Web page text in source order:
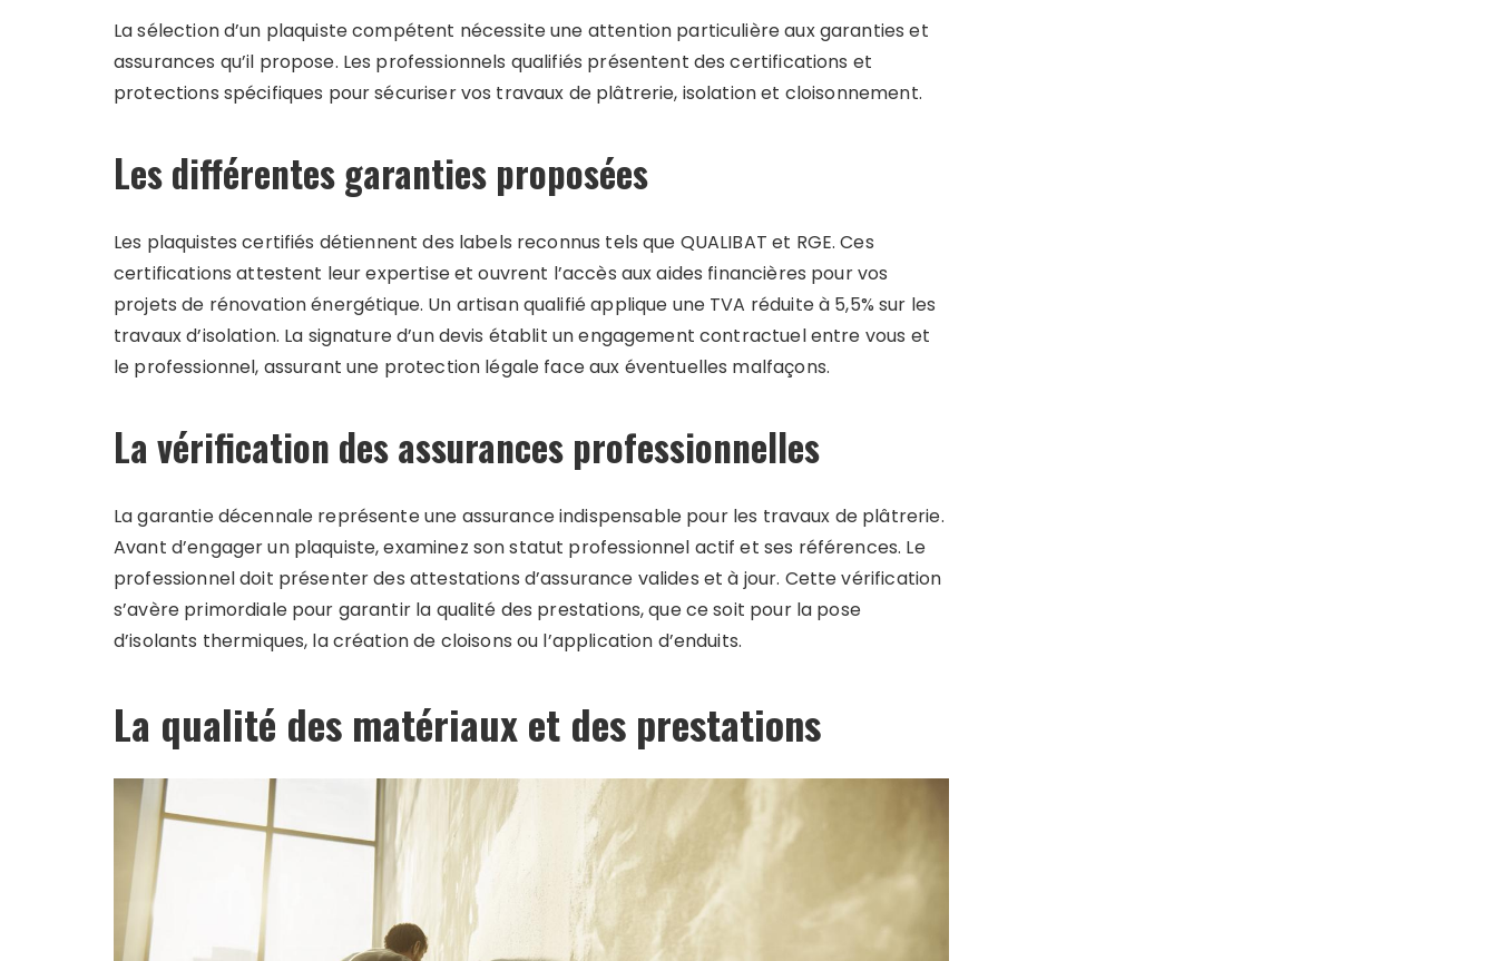
La sélection d’un plaquiste compétent nécessite une attention particulière aux garanties et
assurances qu’il propose. Les professionnels qualifiés présentent des certifications et
protections spécifiques pour sécuriser vos travaux de plâtrerie, isolation et cloisonnement.
Les différentes garanties proposées
Les plaquistes certifiés détiennent des labels reconnus tels que QUALIBAT et RGE. Ces
certifications attestent leur expertise et ouvrent l’accès aux aides financières pour vos
projets de rénovation énergétique. Un artisan qualifié applique une TVA réduite à 5,5% sur les
travaux d’isolation. La signature d’un devis établit un engagement contractuel entre vous et
le professionnel, assurant une protection légale face aux éventuelles malfaçons.
La vérification des assurances professionnelles
La garantie décennale représente une assurance indispensable pour les travaux de plâtrerie.
Avant d’engager un plaquiste, examinez son statut professionnel actif et ses références. Le
professionnel doit présenter des attestations d’assurance valides et à jour. Cette vérification
s’avère primordiale pour garantir la qualité des prestations, que ce soit pour la pose
d’isolants thermiques, la création de cloisons ou l’application d’enduits.
La qualité des matériaux et des prestations